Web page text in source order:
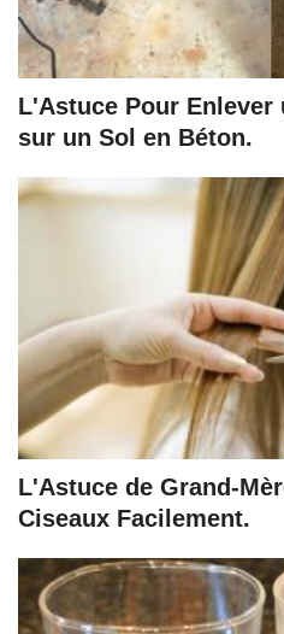
L'Astuce Pour Enlever
sur un Sol en Béton.
L'Astuce de Grand-
Ciseaux Facilement.